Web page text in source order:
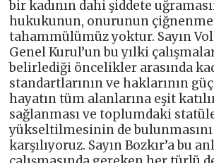
bir kadının dahi şiddete
hukukunun, onurunun
tahammülümüz yoktur. Sayın
Genel Kurul’un bu yılki
belirlediği öncelikler arasında
standartlarının ve haklarının
hayatın tüm alanlarına eşit
sağlanması ve toplumdaki
yükseltilmesinin de
karşılıyoruz. Sayın Bozkır’a bu